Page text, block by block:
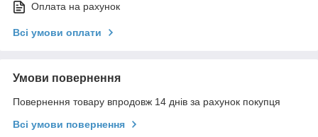
Оплата на рахунок
Всі умови оплати
Умови повернення
Повернення товару впродовж 14 днів за рахунок покупця
Всі умови повернення